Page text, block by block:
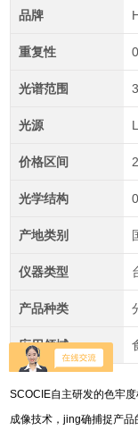
品牌
重复性
光谱范围
光源
价格区间
光学结构
产地类别
仪器类型
产品种类
应用领域
SCOCIE自主研发的色牢
成像技术，jing确捕捉产